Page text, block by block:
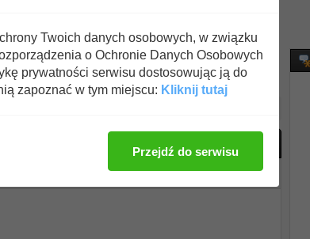
#1
Twoich danych osobowych, w związku
o Ochronie Danych Osobowych
prywatności serwisu dostosowując ją do
zapoznać w tym miejscu: Kliknij tutaj
Przejdź do serwisu